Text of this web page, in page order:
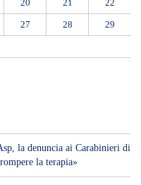
20 21 22
27 28 29
la denuncia ai Carabinieri di
la terapia»